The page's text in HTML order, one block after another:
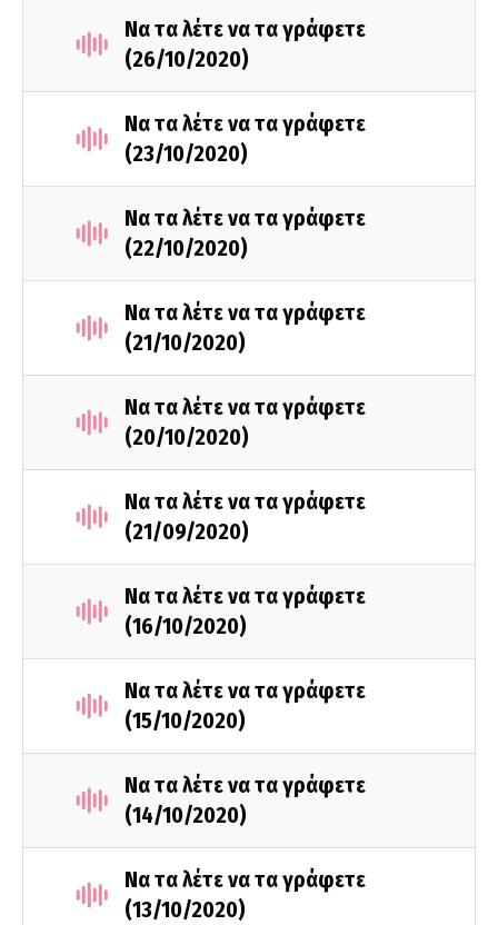
Να τα λέτε να τα γράφετε
(26/10/2020)
Να τα λέτε να τα γράφετε
(23/10/2020)
Να τα λέτε να τα γράφετε
(22/10/2020)
Να τα λέτε να τα γράφετε
(21/10/2020)
Να τα λέτε να τα γράφετε
(20/10/2020)
Να τα λέτε να τα γράφετε
(21/09/2020)
Να τα λέτε να τα γράφετε
(16/10/2020)
Να τα λέτε να τα γράφετε
(15/10/2020)
Να τα λέτε να τα γράφετε
(14/10/2020)
Να τα λέτε να τα γράφετε
(13/10/2020)